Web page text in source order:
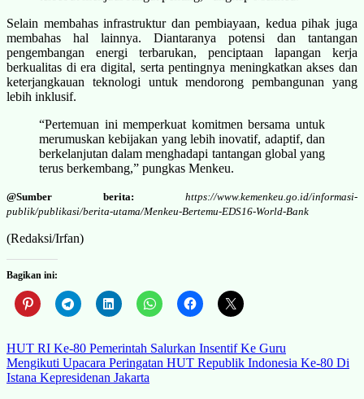
Selain membahas infrastruktur dan pembiayaan, kedua pihak juga
membahas hal lainnya. Diantaranya potensi dan tantangan
pengembangan energi terbarukan, penciptaan lapangan kerja
berkualitas di era digital, serta pentingnya meningkatkan akses dan
keterjangkauan teknologi untuk mendorong pembangunan yang
lebih inklusif.
“Pertemuan ini memperkuat komitmen bersama untuk
merumuskan kebijakan yang lebih inovatif, adaptif, dan
berkelanjutan dalam menghadapi tantangan global yang
terus berkembang,” pungkas Menkeu.
@Sumber berita:
https://www.kemenkeu.go.id/informasi-
publik/publikasi/berita-utama/Menkeu-Bertemu-EDS16-World-Bank
(Redaksi/Irfan)
Bagikan ini:
Navigasi
pos
HUT RI Ke-80 Pemerintah Salurkan Insentif Ke Guru
Mengikuti Upacara Peringatan HUT Republik Indonesia Ke-80 Di
Istana Kepresidenan Jakarta